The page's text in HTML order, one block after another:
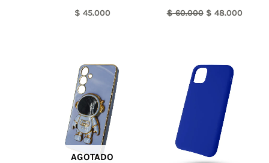
$ 45.000 $60.000 $ 48.000
AGOTADO